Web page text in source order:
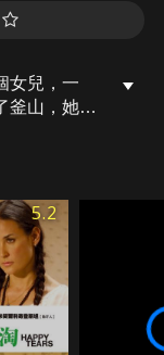
女兒，一
釜山，她偶
漸漸揭曉…
5.2